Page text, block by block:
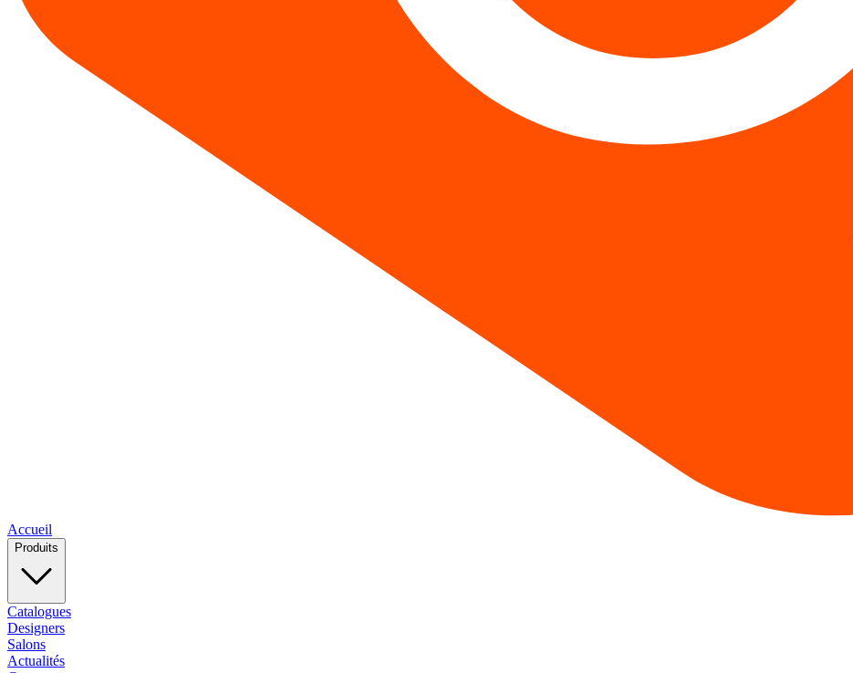
Accueil
Produits
Catalogues
Designers
Salons
Actualités